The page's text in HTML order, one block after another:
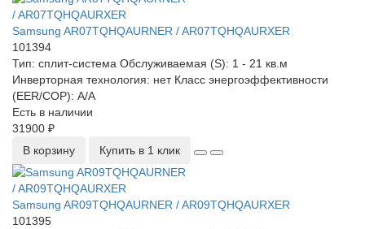
Samsung AR07TQHQAURNER / AR07TQHQAURXER
101394
Тип: сплит-система Обслуживаемая (S): 1 - 21 кв.м
Инверторная технология: нетКласс энергоэффективности
(EER/COP): A/A
Есть в наличии
31900 ₽
В корзину
Купить в 1 клик
Samsung AR09TQHQAURNER / AR09TQHQAURXER
101395